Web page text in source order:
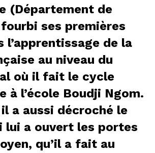
(Département de
ses premières
l’apprentissage de la
au niveau du
où il fait le cycle
à l’école Boudji Ngom.
il a aussi décroché le
lui a ouvert les portes
qu’il a fait au